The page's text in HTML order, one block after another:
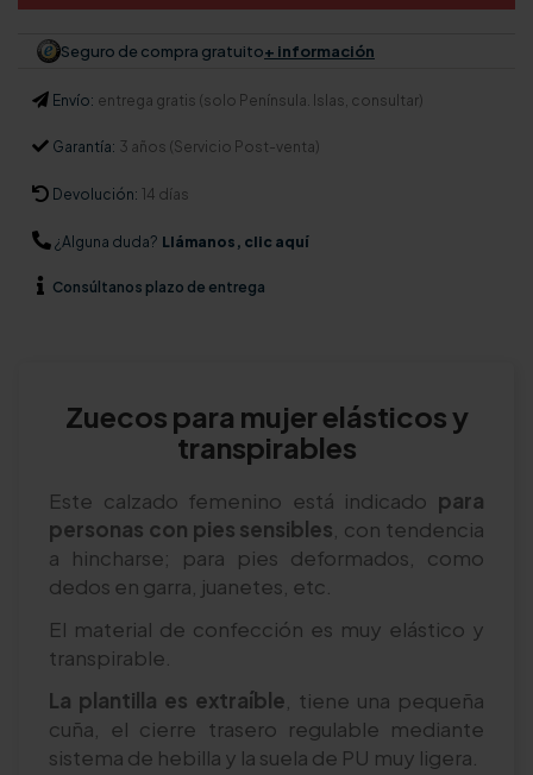
Seguro de compra gratuito+ información
Envío: entrega gratis (solo Península. Islas, consultar)
Garantía: 3 años (Servicio Post-venta)
Devolución: 14 días
¿Alguna duda? Llámanos, clic aquí
Consúltanos plazo de entrega
Zuecos para mujer elásticos y
transpirables
Este calzado femenino está indicado para
personas con pies sensibles , con tendencia
a hincharse; para pies deformados, como
dedos en garra, juanetes, etc.
El material de confección es muy elástico y
transpirable.
La plantilla es extraíble , tiene una pequeña
cuña, el cierre trasero regulable mediante
sistema de hebilla y la suela de PU muy ligera.